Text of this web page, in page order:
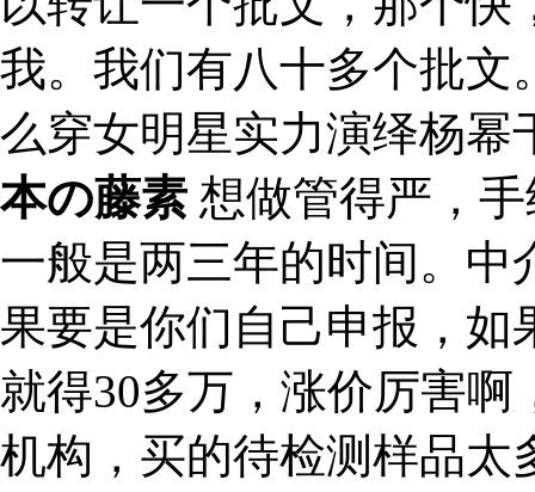
我。我们有八十多个批文
么穿女明星实力演绎杨
本の藤素想做管得严，
一般是两三年的时间。中
果要是你们自己申报，如
就得30多万，涨价厉害
机构，买的待检测样品太